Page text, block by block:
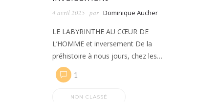
4 avril 2025 par Dominique Aucher
LE LABYRINTHE AU CŒUR DE
L’HOMME et inversement De la
préhistoire à nous jours, chez les…
1
NON CLASSÉ